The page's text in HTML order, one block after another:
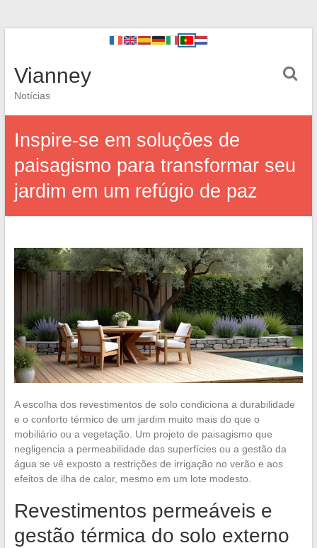
Vianney
Notícias
Inspire-se em soluções de
paisagismo para transformar seu
jardim em um refúgio de paz
A escolha dos revestimentos de solo condiciona a durabilidade
e o conforto térmico de um jardim muito mais do que o
mobiliário ou a vegetação. Um projeto de paisagismo que
negligencia a permeabilidade das superfícies ou a gestão da
água se vê exposto a restrições de irrigação no verão e aos
efeitos de ilha de calor, mesmo em um lote modesto.
Revestimentos permeáveis e
gestão térmica do solo externo